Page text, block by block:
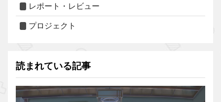
レポート・レビュー
プロジェクト
読まれている記事